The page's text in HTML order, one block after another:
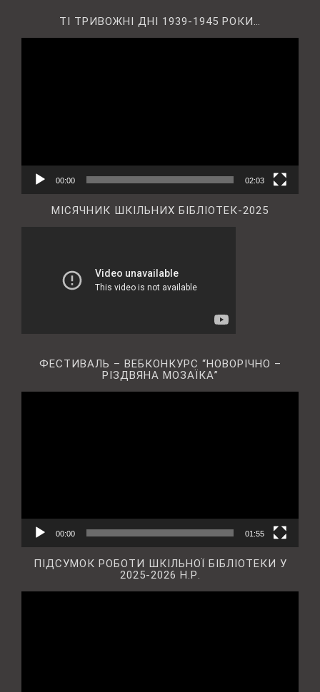
ТІ ТРИВОЖНІ ДНІ 1939-1945 РОКИ…
00:00 02:03
МІСЯЧНИК ШКІЛЬНИХ БІБЛІОТЕК-2025
ФЕСТИВАЛЬ – ВЕБКОНКУРС “НОВОРІЧНО –
РІЗДВЯНА МОЗАЇКА”
00:00 01:55
ПІДСУМОК РОБОТИ ШКІЛЬНОЇ БІБЛІОТЕКИ У
2025-2026 Н.Р.